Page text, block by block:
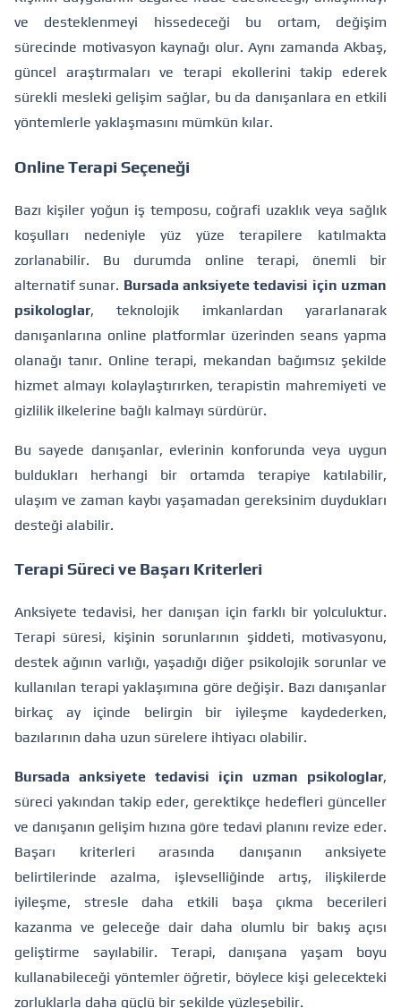
ve desteklenmeyi hissedeceği bu ortam, değişim
sürecinde motivasyon kaynağı olur. Aynı zamanda Akbaş,
güncel araştırmaları ve terapi ekollerini takip ederek
sürekli mesleki gelişim sağlar, bu da danışanlara en etkili
yöntemlerle yaklaşmasını mümkün kılar.
Online Terapi Seçeneği
Bazı kişiler yoğun iş temposu, coğrafi uzaklık veya sağlık
koşulları nedeniyle yüz yüze terapilere katılmakta
zorlanabilir. Bu durumda online terapi, önemli bir
alternatif sunar. Bursada anksiyete tedavisi için uzman
psikologlar, teknolojik imkanlardan yararlanarak
danışanlarına online platformlar üzerinden seans yapma
olanağı tanır. Online terapi, mekandan bağımsız şekilde
hizmet almayı kolaylaştırırken, terapistin mahremiyeti ve
gizlilik ilkelerine bağlı kalmayı sürdürür.
Bu sayede danışanlar, evlerinin konforunda veya uygun
buldukları herhangi bir ortamda terapiye katılabilir,
ulaşım ve zaman kaybı yaşamadan gereksinim duydukları
desteği alabilir.
Terapi Süreci ve Başarı Kriterleri
Anksiyete tedavisi, her danışan için farklı bir yolculuktur.
Terapi süresi, kişinin sorunlarının şiddeti, motivasyonu,
destek ağının varlığı, yaşadığı diğer psikolojik sorunlar ve
kullanılan terapi yaklaşımına göre değişir. Bazı danışanlar
birkaç ay içinde belirgin bir iyileşme kaydederken,
bazılarının daha uzun sürelere ihtiyacı olabilir.
Bursada anksiyete tedavisi için uzman psikologlar,
süreci yakından takip eder, gerektikçe hedefleri günceller
ve danışanın gelişim hızına göre tedavi planını revize eder.
Başarı kriterleri arasında danışanın anksiyete
belirtilerinde azalma, işlevselliğinde artış, ilişkilerde
iyileşme, stresle daha etkili başa çıkma becerileri
kazanma ve geleceğe dair daha olumlu bir bakış açısı
geliştirme sayılabilir. Terapi, danışana yaşam boyu
kullanabileceği yöntemler öğretir, böylece kişi gelecekteki
zorluklarla daha güçlü bir şekilde yüzleşebilir.